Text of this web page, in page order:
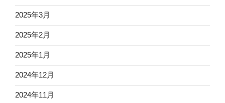
2025年3月
2025年2月
2025年1月
2024年12月
2024年11月